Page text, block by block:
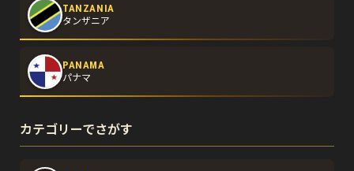
TANZANIA
タンザニア
PANAMA
パナマ
カテゴリーでさがす